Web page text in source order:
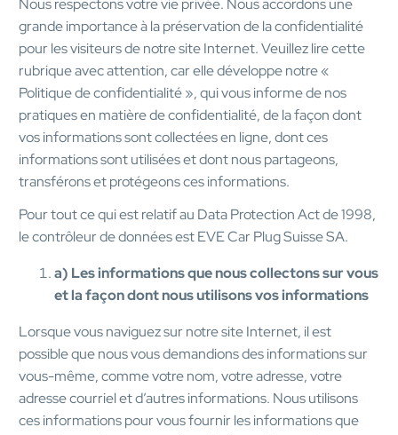
Nous respectons votre vie privée. Nous accordons une
grande importance à la préservation de la confidentialité
pour les visiteurs de notre site Internet. Veuillez lire cette
rubrique avec attention, car elle développe notre «
Politique de confidentialité », qui vous informe de nos
pratiques en matière de confidentialité, de la façon dont
vos informations sont collectées en ligne, dont ces
informations sont utilisées et dont nous partageons,
transférons et protégeons ces informations.
Pour tout ce qui est relatif au Data Protection Act de 1998,
le contrôleur de données est EVE Car Plug Suisse SA.
a) Les informations que nous collectons sur vous
et la façon dont nous utilisons vos informations
Lorsque vous naviguez sur notre site Internet, il est
possible que nous vous demandions des informations sur
vous-même, comme votre nom, votre adresse, votre
adresse courriel et d’autres informations. Nous utilisons
ces informations pour vous fournir les informations que